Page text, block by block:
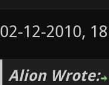
02-12-2010,
Alion Wrote: